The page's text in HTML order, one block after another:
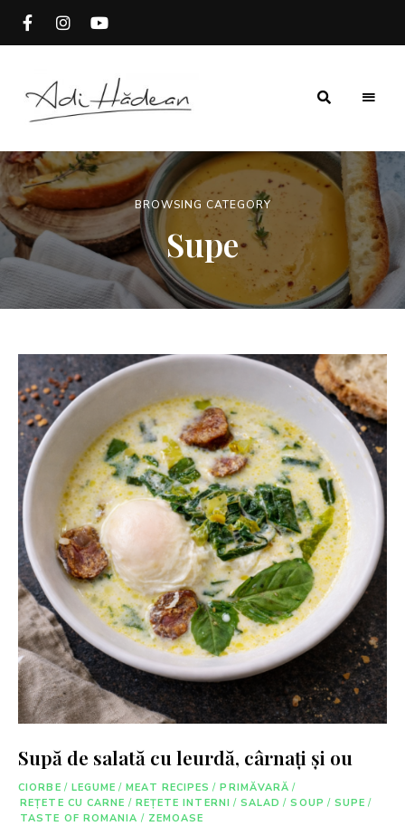
Adi
Hădean
fără
secrete
BROWSING CATEGORY
Supe
Supă de salată cu leurdă, cârnați și ou
CIORBE / LEGUME / MEAT RECIPES / PRIMĂVARĂ /
REȚETE CU CARNE / REȚETE INTERNI / SALAD / SOUP / SUPE /
TASTE OF ROMANIA / ZEMOASE